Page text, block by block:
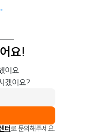
요!
어요.
겠어요?
터로 문의해주세요.